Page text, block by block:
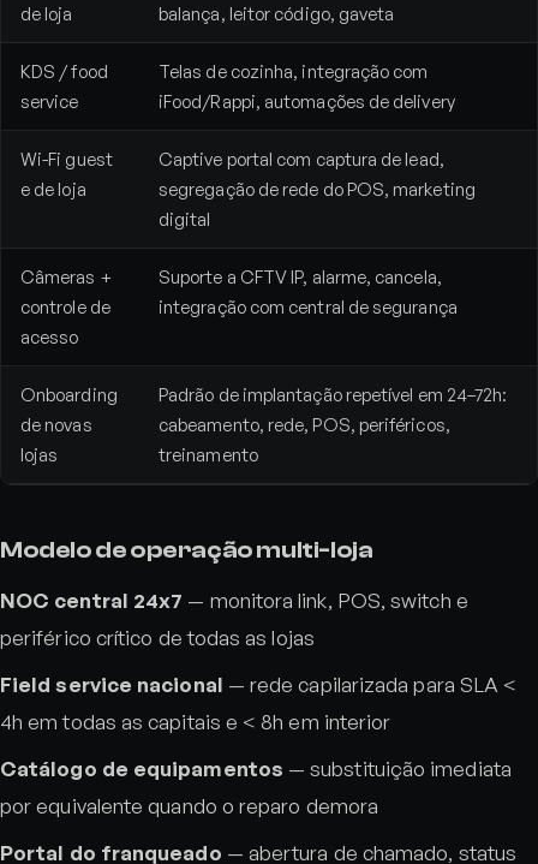
de loja
balança, leitor código, gaveta
KDS / food
service
Telas de cozinha, integração com
iFood/Rappi, automações de delivery
Wi-Fi guest
e de loja
Captive portal com captura de lead,
segregação de rede do POS, marketing
digital
Câmeras +
controle de
acesso
Suporte a CFTV IP, alarme, cancela,
integração com central de segurança
Onboarding
de novas
lojas
Padrão de implantação repetível em 24–72h:
cabeamento, rede, POS, periféricos,
treinamento
Modelo de operação multi-loja
NOC central 24x7 — monitora link, POS, switch e
periférico crítico de todas as lojas
Field service nacional — rede capilarizada para SLA <
4h em todas as capitais e < 8h em interior
Catálogo de equipamentos — substituição imediata
por equivalente quando o reparo demora
Portal do franqueado — abertura de chamado, status